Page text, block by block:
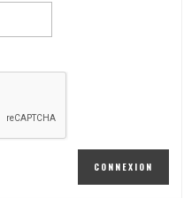
CONNEXION